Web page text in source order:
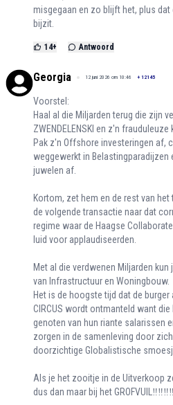
misgegaan en zo blijft het, plus dat
bijzit.
14+ Antwoord
Georgia 12 juni 2026 om 10:46 + 12145
Voorstel:
Haal al die Miljarden terug die zijn
ZWENDELENSKI en z'n frauduleuze
Pak z'n Offshore investeringen af,
weggewerkt in
juwelen af.
Kortom, zet hem en de rest van
de volgende transactie naar dat
regime waar de Haagse
luid voor applaudiseerden.
Met al die verdwenen Miljarden
van Infrastructuur en Woningbouw.
Het is de hoogste tijd dat de
CIRCUS wordt ontmanteld want die
genoten van hun riante salarissen
zorgen in de samenleving door
doorzichtige Globalistische
Als je het zooitje in de Uitverkoop
dus dan maar bij het GROFVUIL‼️‼️‼️‼️